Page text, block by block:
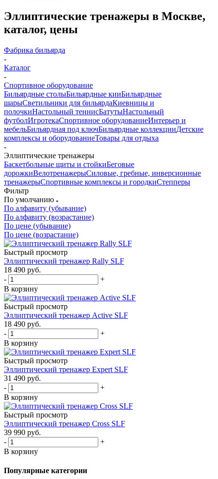
Эллиптические тренажеры в Москве,
каталог, цены
Фабрика бильярда
-
Каталог
-
Спортивное оборудование
Бильярдные столыБильярдные кииБильярдные
шарыСветильники для бильярдаКиевницы и
полочкиНастольный теннисБатутыНастольный
футболИгротекаСпортивное оборудованиеИнтерьер и
мебельБильярдная под ключБильярдные коллекцииДетские
комплексы и оборудованиеТовары для отдыха
-
Эллиптические тренажеры
Баскетбольные щиты и стойкиБеговые
дорожкиВелотренажерыСиловые, гребные, инверсионные
тренажерыСпортивные комплексы и городкиСтепперы
Фильтр
По умолчанию
По алфавиту (убывание)
По алфавиту (возрастание)
По цене (убывание)
По цене (возрастание)
Быстрый просмотр
Эллиптический тренажер Rally SLF
18 490 руб.
-
+
В корзину
Быстрый просмотр
Эллиптический тренажер Active SLF
18 490 руб.
-
+
В корзину
Быстрый просмотр
Эллиптический тренажер Expert SLF
31 490 руб.
-
+
В корзину
Быстрый просмотр
Эллиптический тренажер Cross SLF
39 990 руб.
-
+
В корзину
Популярные категории